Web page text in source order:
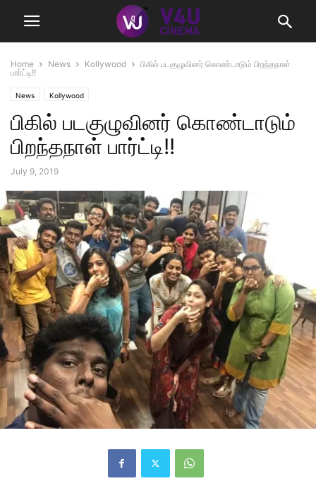
Home News Kollywood
பிகில் படகுழுவினர் கொண்டாடும் பிறந்தநாள்
பார்ட்டி!!
News Kollywood
பிகில் படகுழுவினர் கொண்டாடும்
பிறந்தநாள் பார்ட்டி!!
July 9, 2019